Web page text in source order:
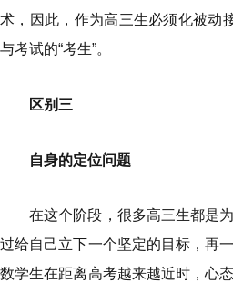
术，因此，作为高三生必须化被动
与考试的“考生”。
区别三
自身的定位问题
在这个阶段，很多高三生都是
过给自己立下一个坚定的目标，再
数学生在距离高考越来越近时，心